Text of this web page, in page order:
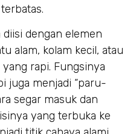
dengan elemen
alam, kolam kecil, atau
rapi. Fungsinya
juga menjadi “paru-
segar masuk dan
yang terbuka ke